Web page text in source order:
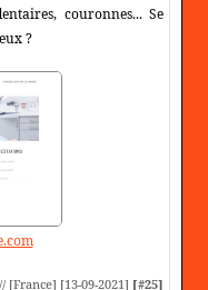
couronnes... Se
?
[France] [13-09-2021] [#25]